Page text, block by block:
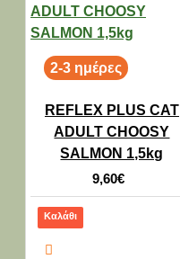
2-3 ημέρες
REFLEX PLUS CAT
ADULT CHOOSY
SALMON 1,5kg
9,60€
Καλάθι